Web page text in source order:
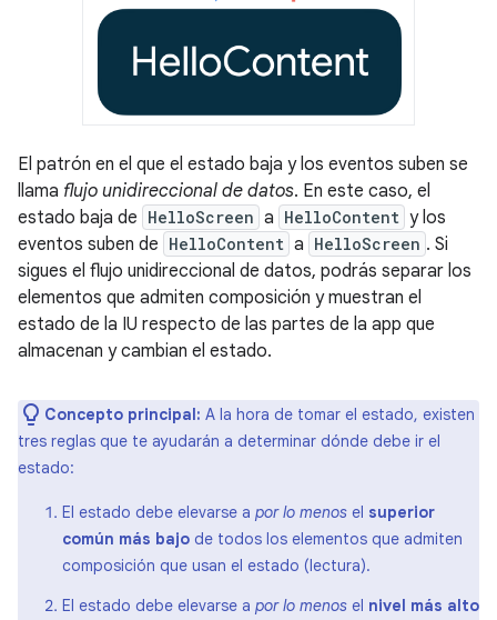
El patrón en el que el estado baja y los eventos suben se
llama flujo unidireccional de datos. En este caso, el
estado baja de HelloScreen a HelloContent y los
eventos suben de HelloContent a HelloScreen . Si
sigues el flujo unidireccional de datos, podrás separar los
elementos que admiten composición y muestran el
estado de la IU respecto de las partes de la app que
almacenan y cambian el estado.
Concepto principal: A la hora de tomar el estado, existen
tres reglas que te ayudarán a determinar dónde debe ir el
estado:
El estado debe elevarse a por lo menos el superior
común más bajo de todos los elementos que admiten
composición que usan el estado (lectura).
El estado debe elevarse a por lo menos el nivel más alto